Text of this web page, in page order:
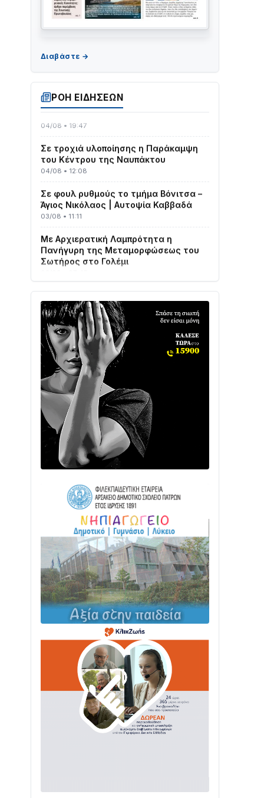
ΡΟΗ ΕΙΔΗΣΕΩΝ
ΤΟ ΠΑΡΤΥ ΣΥΝΕΧΙΖΕΤΑΙ…
Στο σκοτάδι μεγάλο μέρος στο Λυγιά
Ναυπάκτου
04/08 • 19:47
του Κέντρου της Ναυπάκτου
04/08 • 12:08
Άγιος Νικόλαος | Αυτοψία Καββαδά
03/08 • 11:11
Πανήγυρη της Μεταμορφώσεως του
Σωτήρος στο Γολέμι
03/08 • 07:45
Ενισχύεται η Πολιτική Προστασία στο
Δήμο Αγρινίου με δύο νέα υδροφόρα
οχήματα
02/08 • 18:26
Διαβάστε την «Ναυπακτία» που
κυκλοφορεί
31/07 • 08:16
Δωρίδα για Όλους: «Καμία εκχώρηση
των νερών στην ΕΥΔΑΠ»
28/07 • 21:46
Διαβάστε την «Ναυπακτία» που
κυκλοφορεί
24/07 • 11:31
ΣΤΗΝ ΠΥΡΟΣΒΕΣΤΙΚΗ ΓΙΑ ΦΩΤΙΑ ΣΤΟΝ
ΑΓΙΟ ΗΛΙΑ ΠΡΙΝ ΤΗ ΓΡΑΝΙΤΣΑ
24/07 • 11:03
ΤΟ ΠΑΡΤΥ ΣΥΝΕΧΙΖΕΤΑΙ…
05/08 • 08:41
Στο σκοτάδι μεγάλο μέρος στο Λυγιά
Ναυπάκτου
04/08 • 19:47
Σε τροχιά υλοποίησης η Παράκαμψη
του Κέντρου της Ναυπάκτου
Σε φουλ ρυθμούς το τμήμα Βόνιτσα –
Άγιος Νικόλαος | Αυτοψία Καββαδά
03/08 • 11:11
Με Αρχιερατική Λαμπρότητα η
Πανήγυρη της Μεταμορφώσεως του
Σωτήρος στο Γολέμι
02/08 • 18:26